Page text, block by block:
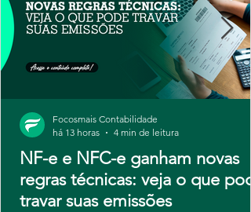
NF-e e NFC-e ganham novas
regras técnicas: veja o que
travar suas emissões
Focosmais Contabilidade
há 13 horas
4 min de leitura